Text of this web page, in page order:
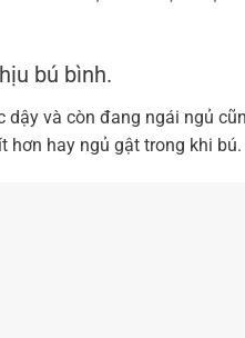
bú bình.
dậy và còn đang ngái ngủ
hơn hay ngủ gật trong khi bú.